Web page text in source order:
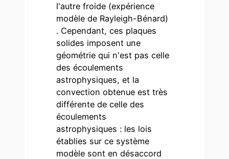
l'autre froide (expérience
modèle de Rayleigh-Bénard)
. Cependant, ces plaques
solides imposent une
géométrie qui n'est pas celle
des écoulements
astrophysiques, et la
convection obtenue est très
différente de celle des
écoulements
astrophysiques : les lois
établies sur ce système
modèle sont en désaccord